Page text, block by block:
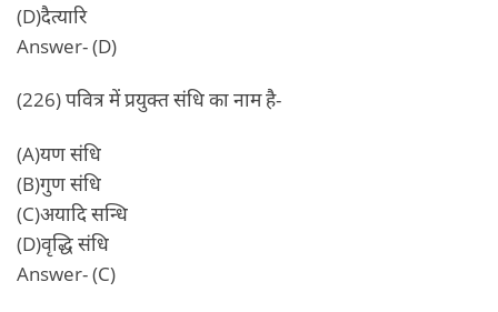
(D)दैत्यारि
Answer- (D)
(226) पवित्र में प्रयुक्त संधि का नाम है-
(A)यण संधि
(B)गुण संधि
(C)अयादि सन्धि
(D)वृद्धि संधि
Answer- (C)